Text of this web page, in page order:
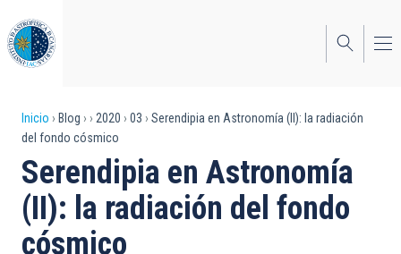
al
contenido
principal
Sobrescribir
enlaces
de
ayuda
Inicio Blog 2020 03
Serendipia en Astronomía (II): la radiación
del fondo cósmico
Serendipia en Astronomía
(II): la radiación del fondo
cósmico